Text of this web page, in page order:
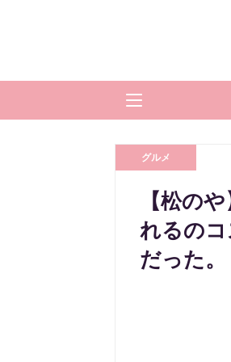
グルメ
【松の
れるの
だった。